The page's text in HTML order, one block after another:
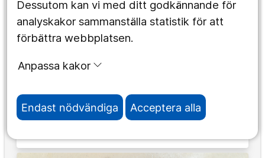
Dessutom kan vi med ditt godkännande för
analyskakor sammanställa statistik för att
förbättra webbplatsen.
Anpassa kakor
Endast nödvändiga Acceptera alla
Michael Hällzon